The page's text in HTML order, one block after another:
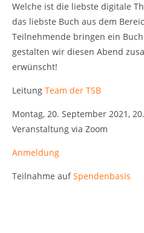
Welche ist die liebste digitale
das liebste Buch aus dem
Teilnehmende bringen ein
gestalten wir diesen Abend
erwünscht!
Leitung Team der TSB
Montag, 20. September 2021,
Veranstaltung via Zoom
Anmeldung
Teilnahme aufSpendenbasis